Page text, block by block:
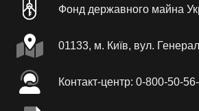
Фонд державного майна
01133, м. Київ, вул.
Контакт-центр: 0-800-50-